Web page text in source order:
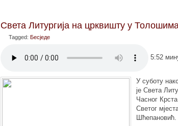
Света Литургија на црквишту у
Tagged: Бесједе
5:52
У суботу
је Света
Часног
Светог
Шћепановић.